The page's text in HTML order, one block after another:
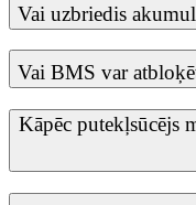
Vai uzbriedis
Vai BMS var
Kāpēc putekļsūcējs